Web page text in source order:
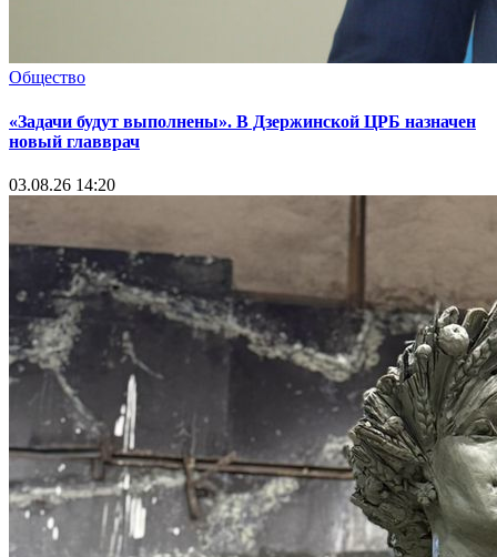
Общество
«Задачи будут выполнены». В Дзержинской ЦРБ назначен
новый главврач
03.08.26 14:20